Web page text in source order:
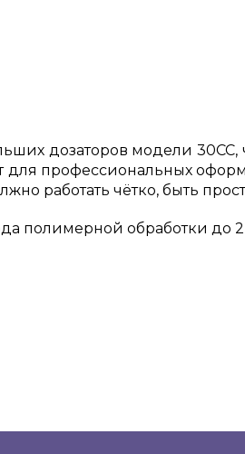
дозаторов модели
профессиональных
работать чётко, быть
полимерной обработки до